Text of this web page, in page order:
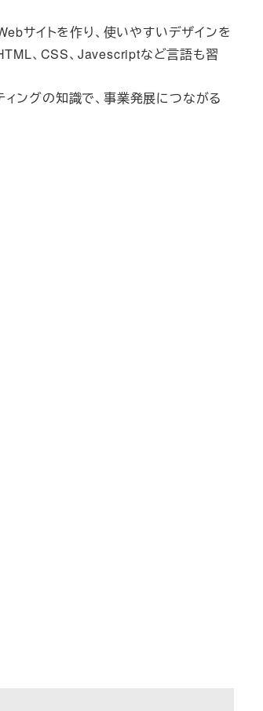
サイトを作り、使いやすいデザインを
、CSS、Javescriptなど言語も習
ングの知識で、事業発展につながる